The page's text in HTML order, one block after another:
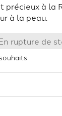
précieux à la
à la peau.
rupture de